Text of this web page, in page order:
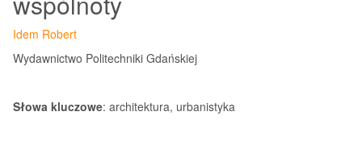
Idem Robert
Wydawnictwo Politechniki Gdańskiej
Słowa kluczowe: architektura, urbanistyka